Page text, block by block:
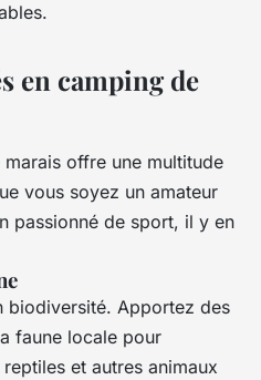
en camping de
offre une multitude
vous soyez un amateur
passionné de sport, il y en
biodiversité. Apportez des
faune locale pour
et autres animaux